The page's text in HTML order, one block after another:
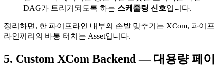
DAG가 트리거되도록 하는 스케줄링 신호입니다.
정리하면, 한 파이프라인 내부의 손발 맞추기는 XCom, 파이프
라인끼리의 바통 터치는 Asset입니다.
5. Custom XCom Backend — 대용량 페이